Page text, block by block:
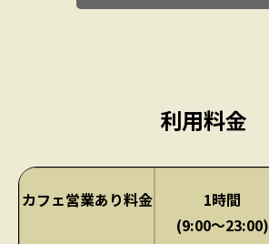
利用料金
カフェ営業あり料金
1時間
(9:00〜23:00)